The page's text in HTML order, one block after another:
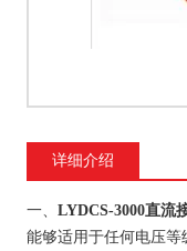
详细介绍
一、 LYDCS-3000直流
能够适用于任何电压